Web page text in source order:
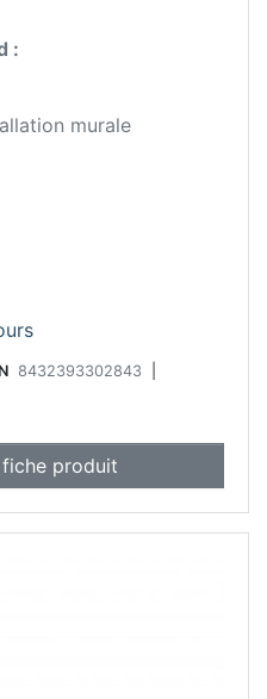
:
murale
8432393302843
produit